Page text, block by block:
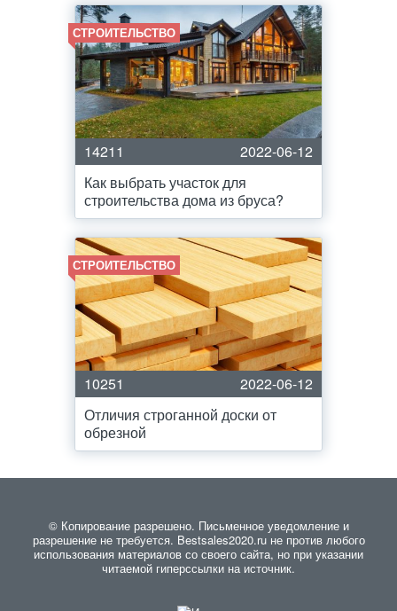
СТРОИТЕЛЬСТВО
14211
2022-06-12
Как выбрать участок для
строительства дома из бруса?
СТРОИТЕЛЬСТВО
10251
2022-06-12
Отличия строганной доски от
обрезной
© Копирование разрешено. Письменное уведомление и
разрешение не требуется. Bestsales2020.ru не против любого
использования материалов со своего сайта, но при указании
читаемой гиперссылки на источник.